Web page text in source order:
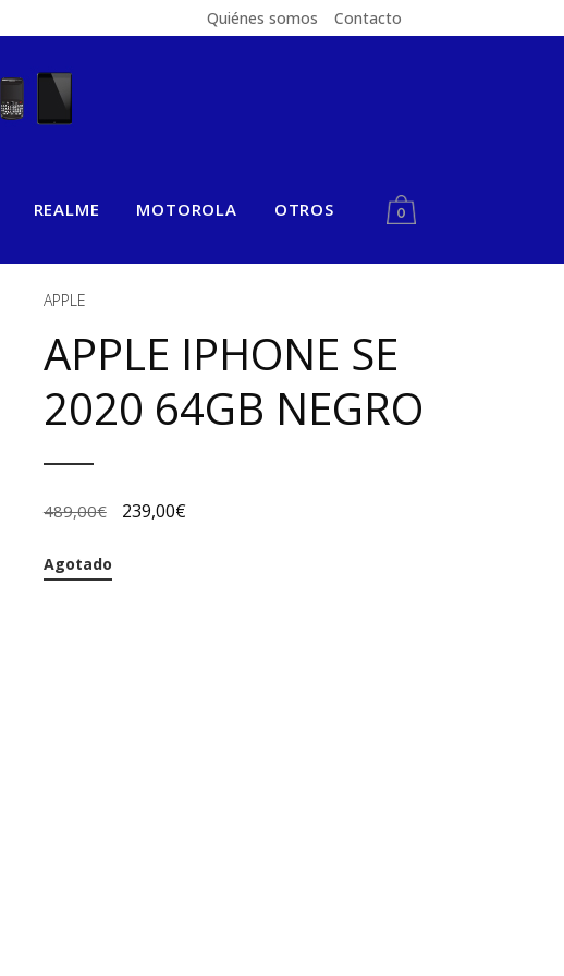
Quiénes somos Contacto
REALME MOTOROLA OTROS 0
APPLE
APPLE IPHONE SE
2020 64GB NEGRO
489,00€ 239,00€
Agotado